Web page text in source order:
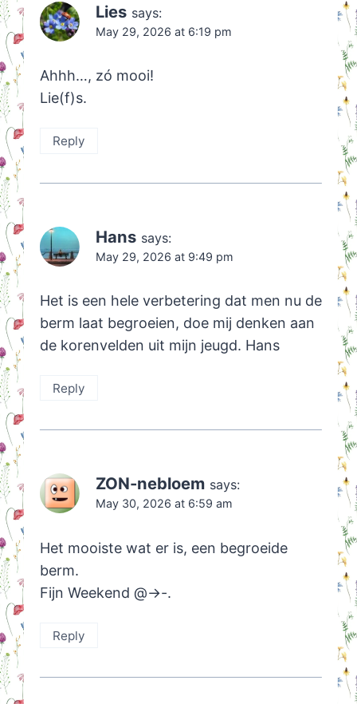
Lies says:
May 29, 2026 at 6:19 pm
Ahhh…, zó mooi!
Lie(f)s.
Reply
Hans says:
May 29, 2026 at 9:49 pm
Het is een hele verbetering dat men nu de
berm laat begroeien, doe mij denken aan
de korenvelden uit mijn jeugd. Hans
Reply
ZON-nebloem says:
May 30, 2026 at 6:59 am
Het mooiste wat er is, een begroeide
berm.
Fijn Weekend @->-.
Reply